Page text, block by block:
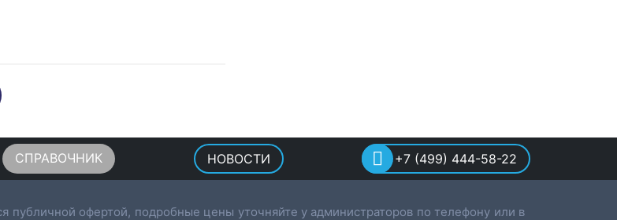
СПРАВОЧНИК НОВОСТИ +7 (499) 444-58-22
публичной офертой, подробные цены уточняйте у администраторов по телефону или в